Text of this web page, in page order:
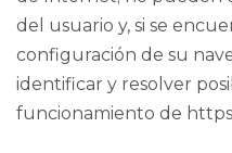
del usuario y, si se
configuración de su
identificar y resolver
funcionamiento de